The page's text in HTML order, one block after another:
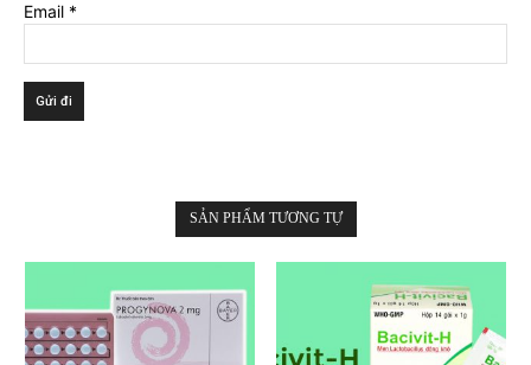
Email *
SẢN PHẨM TƯƠNG TỰ